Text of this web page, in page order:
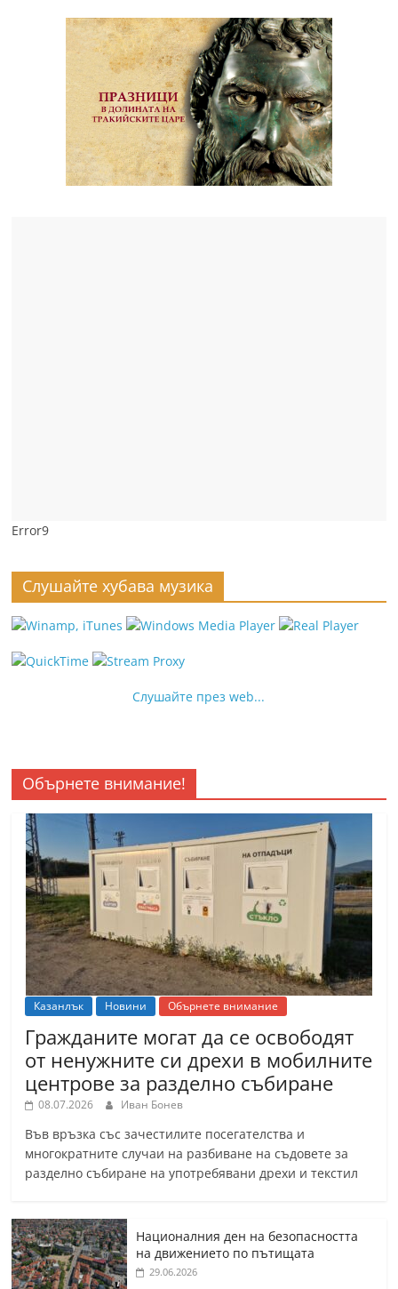
Error9
Слушайте хубава музика
Слушайте през web...
Обърнете внимание!
Казанлък Новини Обърнете внимание
Гражданите могат да се освободят
от ненужните си дрехи в мобилните
центрове за разделно събиране
08.07.2026 Иван Бонев
Във връзка със зачестилите посегателства и
многократните случаи на разбиване на съдовете за
разделно събиране на употребявани дрехи и текстил
Националния ден на безопасността
на движението по пътищата
29.06.2026